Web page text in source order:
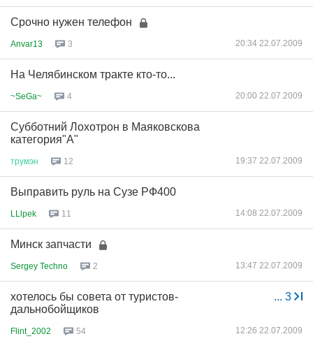
Срочно нужен телефон
Anvar13 3 20:34 22.07.2009
На Челябинском тракте кто-то...
~SeGa~ 4 20:00 22.07.2009
Субботний Лохотрон в Маяковскова
категория"А"
трумэн 12 19:37 22.07.2009
Выправить руль на Сузе РФ400
LLlpek 11 14:08 22.07.2009
Минск запчасти
Sergey Techno 2 13:47 22.07.2009
... 3
хотелось бы совета от туристов-
дальнобойщиков
Flint_2002 54 12:26 22.07.2009